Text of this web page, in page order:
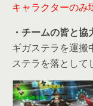
キャラクターのみ
・チームの皆と
ギガステラを運搬
ステラを落として